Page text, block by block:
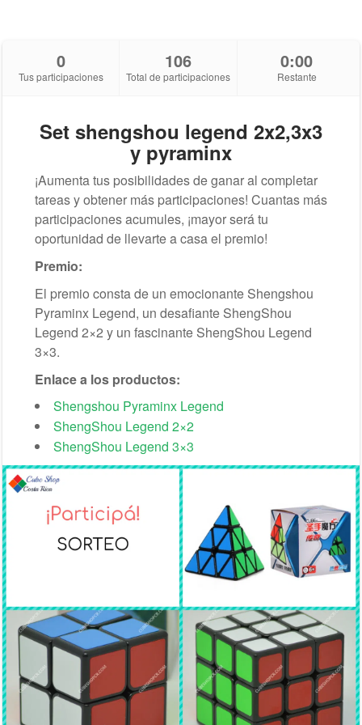
0
Tus participaciones
106
Total de participaciones
0:00
Restante
Set shengshou legend 2x2,3x3
y pyraminx
¡Aumenta tus posibilidades de ganar al completar
tareas y obtener más participaciones! Cuantas más
participaciones acumules, ¡mayor será tu
oportunidad de llevarte a casa el premio!
Premio:
El premio consta de un emocionante Shengshou
Pyraminx Legend, un desafiante ShengShou
Legend 2×2 y un fascinante ShengShou Legend
3×3.
Enlace a los productos:
Shengshou Pyraminx Legend
ShengShou Legend 2×2
ShengShou Legend 3×3